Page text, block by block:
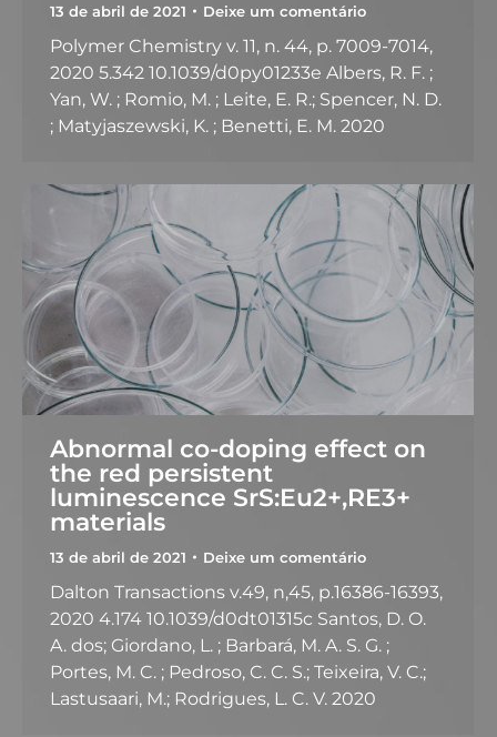
13 de abril de 2021 Deixe um comentário
Polymer Chemistry v. 11, n. 44, p. 7009-7014,
2020 5.342 10.1039/d0py01233e Albers, R. F. ;
Yan, W. ; Romio, M. ; Leite, E. R.; Spencer, N. D.
; Matyjaszewski, K. ; Benetti, E. M. 2020
Abnormal co-doping effect on
the red persistent
luminescence SrS:Eu2+,RE3+
materials
13 de abril de 2021 Deixe um comentário
Dalton Transactions v.49, n,45, p.16386-16393,
2020 4.174 10.1039/d0dt01315c Santos, D. O.
A. dos; Giordano, L. ; Barbará, M. A. S. G. ;
Portes, M. C. ; Pedroso, C. C. S.; Teixeira, V. C.;
Lastusaari, M.; Rodrigues, L. C. V. 2020